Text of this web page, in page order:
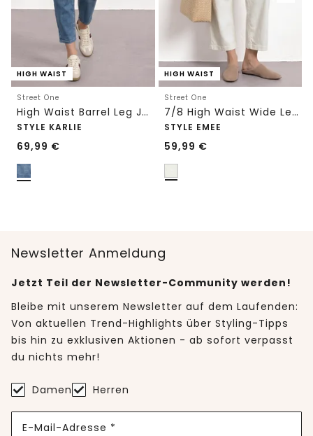
HIGH WAIST
Street One
High Waist Barrel Leg Jeans im Loose Fit
STYLE KARLIE
69,99 €
HIGH WAIST
Street One
7/8 High Waist Wide Leg Jeans im Loose Fit
STYLE EMEE
59,99 €
Newsletter Anmeldung
Jetzt Teil der Newsletter-Community werden!
Bleibe mit unserem Newsletter auf dem Laufenden:
Von aktuellen Trend-Highlights über Styling-Tipps
bis hin zu exklusiven Aktionen - ab sofort verpasst
du nichts mehr!
Damen Herren
E-Mail-Adresse *